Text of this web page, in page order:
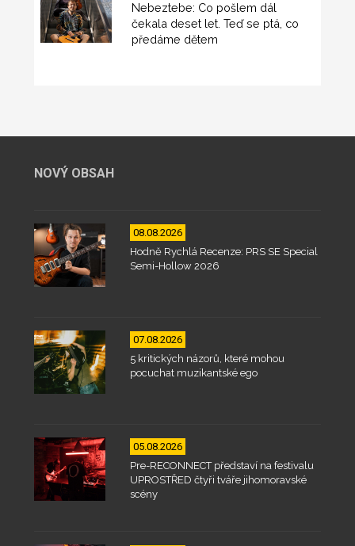
Nebeztebe: Co pošlem dál
čekala deset let. Teď se ptá, co
předáme dětem
NOVÝ OBSAH
08.08.2026
Hodně Rychlá Recenze: PRS SE Special
Semi-Hollow 2026
07.08.2026
5 kritických názorů, které mohou
pocuchat muzikantské ego
05.08.2026
Pre-RECONNECT představí na festivalu
UPROSTŘED čtyři tváře jihomoravské
scény